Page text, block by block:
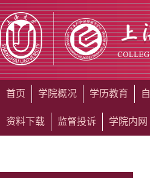
首页 学院概况 学历教育
资料下载 监督投诉 学院内网